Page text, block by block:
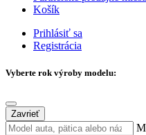
Košík
Prihlásiť sa
Registrácia
Vyberte rok výroby modelu:
Zavrieť